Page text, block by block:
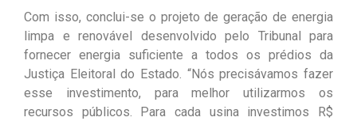
Com isso, conclui-se o projeto de geração de energia
limpa e renovável desenvolvido pelo Tribunal para
fornecer energia suficiente a todos os prédios da
Justiça Eleitoral do Estado. “Nós precisávamos fazer
esse investimento, para melhor utilizarmos os
recursos públicos. Para cada usina investimos R$